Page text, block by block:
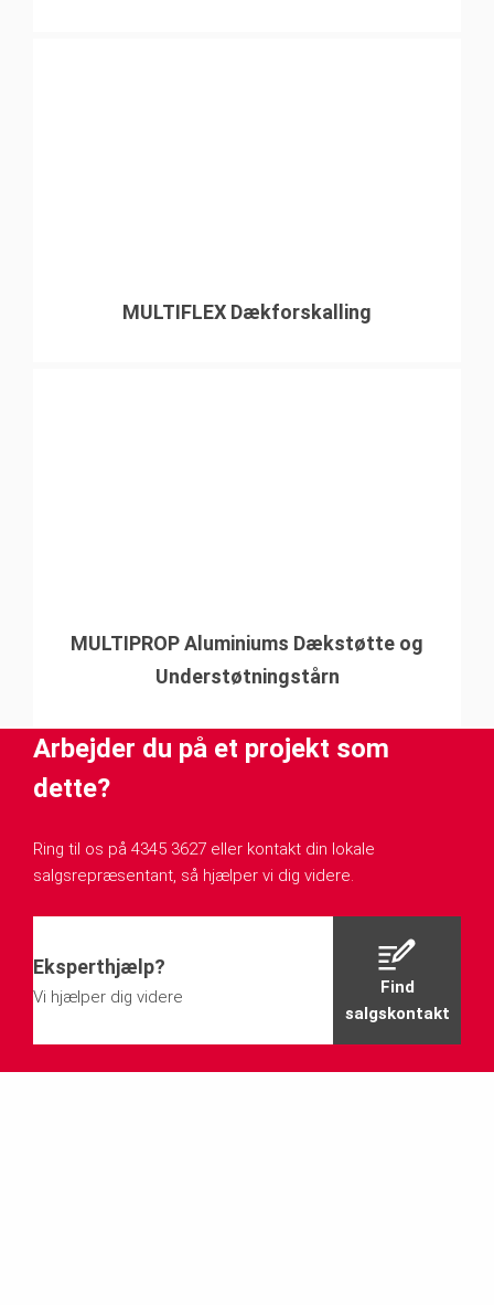
MULTIFLEX Dækforskalling
MULTIPROP Aluminiums Dækstøtte og
Understøtningstårn
Arbejder du på et projekt som
dette?
Ring til os på 4345 3627 eller kontakt din lokale
salgsrepræsentant, så hjælper vi dig videre.
Eksperthjælp?
Vi hjælper dig videre
Find
salgskontakt